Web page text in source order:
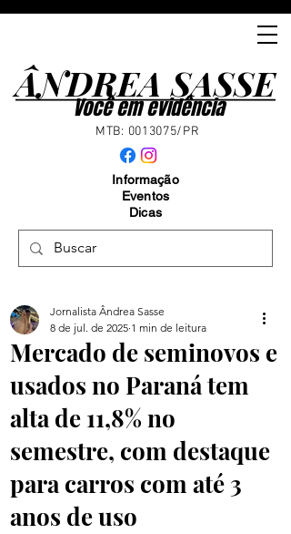
ÂNDREA SASSE
ÂNDREA SASSE
Você em evidência
MTB: 0013075/PR
Informação
Eventos
Dicas
Mercado de seminovos e
usados no Paraná tem
alta de 11,8% no
semestre, com destaque
para carros com até 3
anos de uso
Jornalista Ândrea Sasse
8 de jul. de 2025 1 min de leitura